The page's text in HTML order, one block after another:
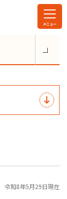
令和8年5月29日現在